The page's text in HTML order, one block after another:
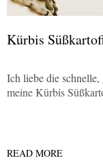
Kürbis
Ich liebe die
meine Kürbis
READ MORE